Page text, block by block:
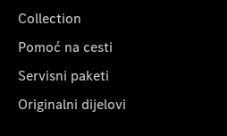
Collection
Pomoć na cesti
Servisni paketi
Originalni dijelovi